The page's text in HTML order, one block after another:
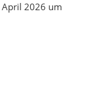
April 2026 um